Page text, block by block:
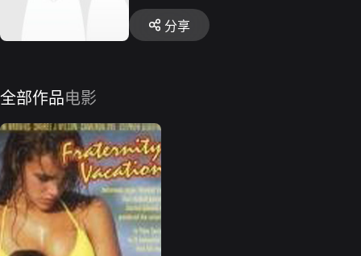
分享
全部作品电影